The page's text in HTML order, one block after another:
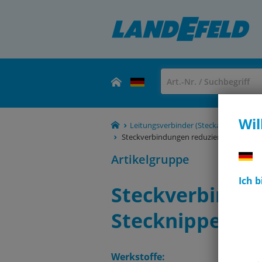
Ich
Leitungsverbinder (Steckanschlüsse,
Steckverbindungen reduzierend mit
Artikelgruppe
Stecknippel,
Werkstoffe: